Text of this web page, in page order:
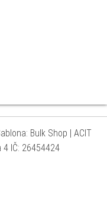
Bulk Shop | ACIT
IČ: 26454424